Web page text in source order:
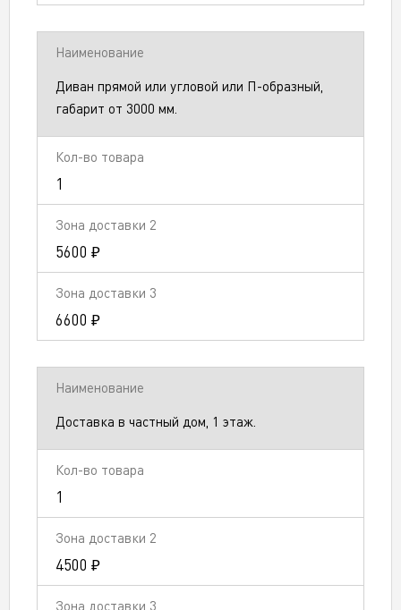
Диван прямой или угловой или П-образный,
габарит от 3000 мм.
1
5600 ₽
6600 ₽
Доставка в частный дом, 1 этаж.
1
4500 ₽